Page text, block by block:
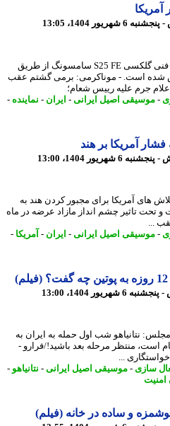
اطلاعات جدیدی از قیمت و مشخصات فنی گلکسی S25 FE سامسونگ از طریق
است. - موناکرمی: برمی گشتم عقب
جرم علیه رییس شعام؛
موسیقی اصیل ایرانی- ایران - نماینده-
بر هند
آمریکا برای مجبور کردن هند به
تاثیر چشم انداز مازاد عرضه در ماه
موسیقی اصیل ایرانی- ایران - آمریکا-
شب اول حمله به ایران به
منتظر مرحله بعد باشید!/فرارو -
...
- موسیقی اصیل ایرانی- نتانیاهو-
و ساده در خانه (فیلم)